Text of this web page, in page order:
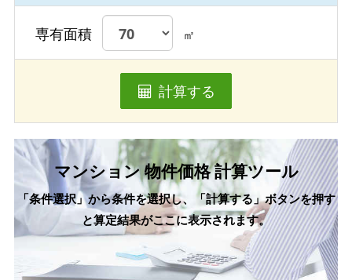
専有面積 ㎡
計算する
マンション 物件価格 計算ツール
「条件選択」から条件を選択し、「計算する」ボタンを押す
と算定結果がここに表示されます。